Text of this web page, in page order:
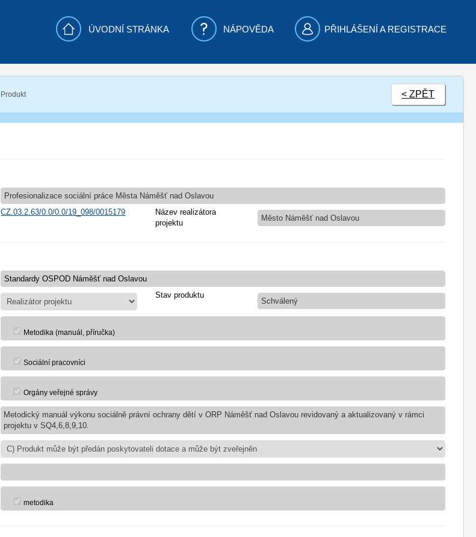
ÚVODNÍ STRÁNKA NÁPOVĚDA PŘIHLÁŠENÍ A REGISTRACE
Produkt < ZPĚT
Profesionalizace sociální práce Města Náměšť nad Oslavou
CZ.03.2.63/0.0/0.0/19_098/0015179
Název realizátora
projektu
Město Náměšť nad Oslavou
Stav produktu
Schválený
Metodika (manuál, příručka)
Sociální pracovníci
Orgány veřejné správy
Metodický manuál výkonu sociálně právní ochrany dětí v ORP Náměšť nad Oslavou revidovaný a aktualizovaný v rámci
projektu v SQ4,6,8,9,10.
metodika